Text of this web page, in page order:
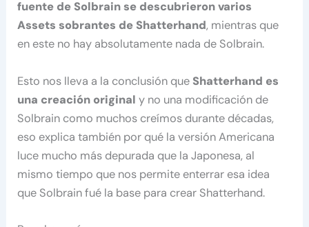
fuente de Solbrain se descubrieron varios
Assets sobrantes de Shatterhand, mientras que
en este no hay absolutamente nada de Solbrain.
Esto nos lleva a la conclusión que Shatterhand es
una creación original y no una modificación de
Solbrain como muchos creímos durante décadas,
eso explica también por qué la versión Americana
luce mucho más depurada que la Japonesa, al
mismo tiempo que nos permite enterrar esa idea
que Solbrain fué la base para crear Shatterhand.